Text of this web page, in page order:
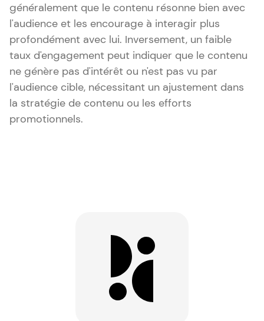
généralement que le contenu résonne bien avec
l'audience et les encourage à interagir plus
profondément avec lui. Inversement, un faible
taux d'engagement peut indiquer que le contenu
ne génère pas d'intérêt ou n'est pas vu par
l'audience cible, nécessitant un ajustement dans
la stratégie de contenu ou les efforts
promotionnels.